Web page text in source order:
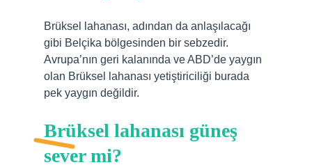
Brüksel lahanası, adından da anlaşılacağı
gibi Belçika bölgesinden bir sebzedir.
Avrupa’nın geri kalanında ve ABD’de yaygın
olan Brüksel lahanası yetiştiriciliği burada
pek yaygın değildir.
Brüksel lahanası güneş
sever mi?